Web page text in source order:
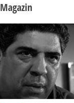
Magazin